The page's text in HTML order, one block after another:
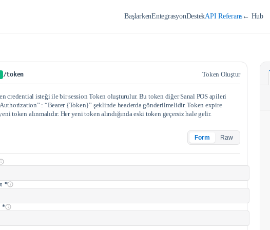
BaşlarkenEntegrasyonDestekAPI Referans ← Hub
/token Token Oluştur
credential isteği ile bir session Token oluşturulur. Bu token diğer Sanal POS apileri
: “Bearer {Token}” şeklinde headerda gönderilmelidir. Token expire
token alınmalıdır. Her yeni token alındığında eski token geçersiz hale gelir.
Form Raw
*
*